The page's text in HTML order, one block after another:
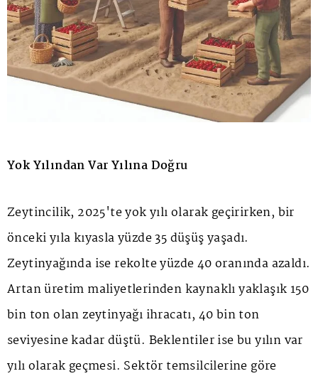
Yok Yılından Var Yılına Doğru
Zeytincilik, 2025'te yok yılı olarak geçirirken, bir
önceki yıla kıyasla yüzde 35 düşüş yaşadı.
Zeytinyağında ise rekolte yüzde 40 oranında azaldı.
Artan üretim maliyetlerinden kaynaklı yaklaşık 150
bin ton olan zeytinyağı ihracatı, 40 bin ton
seviyesine kadar düştü. Beklentiler ise bu yılın var
yılı olarak geçmesi. Sektör temsilcilerine göre